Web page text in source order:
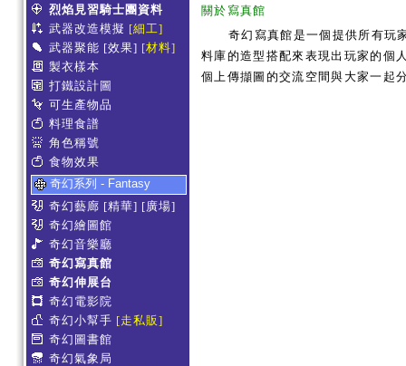
烈焰見習騎士團資料
武器改造模擬 [細工]
武器聚能 [效果] [材料]
製衣樣本
打鐵設計圖
可生產物品
料理食譜
角色稱號
食物效果
奇幻系列 - Fantasy
奇幻藝廊 [精華] [廣場]
奇幻繪圖館
奇幻音樂廳
奇幻寫真館
奇幻伸展台
奇幻電影院
奇幻小幫手 [走私販]
奇幻圖書館
奇幻氣象局
關於寫真館
奇幻寫真館是一個提供所有玩
料庫的造型搭配來表現出玩家的個
個上傳擷圖的交流空間與大家一起